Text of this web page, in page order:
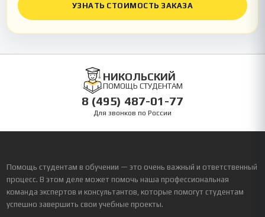
УЗНАТЬ СТОИМОСТЬ ЗАКАЗА
НИКОЛЬСКИЙ
ПОМОЩЬ СТУДЕНТАМ
8 (495) 487-01-77
Для звонков по России
Помощь студентам в обучении — это очень важный и ответственный
процесс. В этом деле может помочь наша профессиональная
команда экспертов и консультантов, которые помогут студентам
успешно завершить свои учебные проекты.